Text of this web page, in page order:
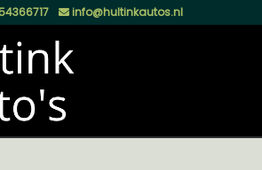
info@hultinkautos.nl